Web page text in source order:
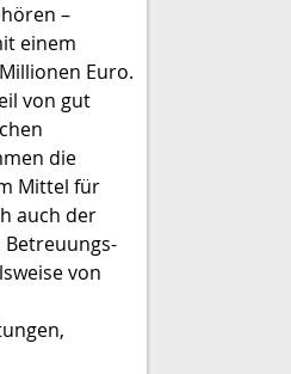
–
einem
Euro.
von gut
die
Mittel für
auch der
von